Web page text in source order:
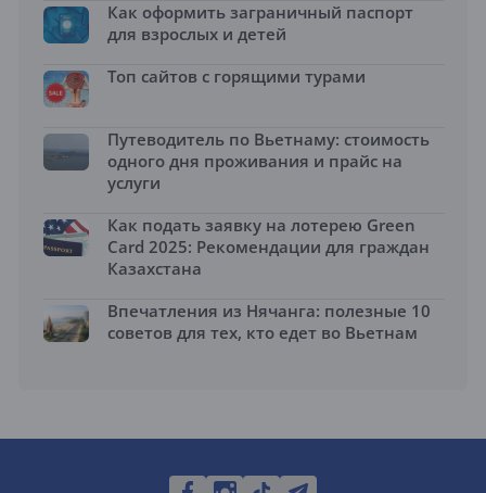
Как оформить заграничный паспорт
для взрослых и детей
Топ сайтов с горящими турами
Путеводитель по Вьетнаму: стоимость
одного дня проживания и прайс на
услуги
Как подать заявку на лотерею Green
Card 2025: Рекомендации для граждан
Казахстана
Впечатления из Нячанга: полезные 10
советов для тех, кто едет во Вьетнам